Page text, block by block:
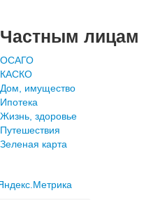
Частным лицам
ОСАГО
КАСКО
Дом, имущество
Ипотека
Жизнь, здоровье
Путешествия
Зеленая карта